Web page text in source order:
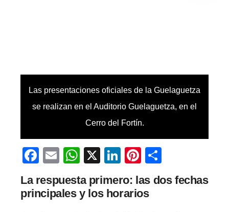
Las presentaciones oficiales de la Guelaguetza
se realizan en el Auditorio Guelaguetza, en el
Cerro del Fortín.
Facebook
EmailWhatsApp
X LinkedIn
Pinterest
La respuesta primero: las dos fechas
principales y los horarios